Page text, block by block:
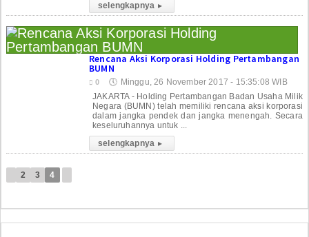
selengkapnya ▸
Rencana Aksi Korporasi Holding Pertambangan
BUMN
0 🕔 Minggu, 26 November 2017 - 15:35:08 WIB
JAKARTA - Holding Pertambangan Badan Usaha Milik
Negara (BUMN) telah memiliki rencana aksi korporasi
dalam jangka pendek dan jangka menengah. Secara
keseluruhannya untuk ...
selengkapnya ▸
2 3 4